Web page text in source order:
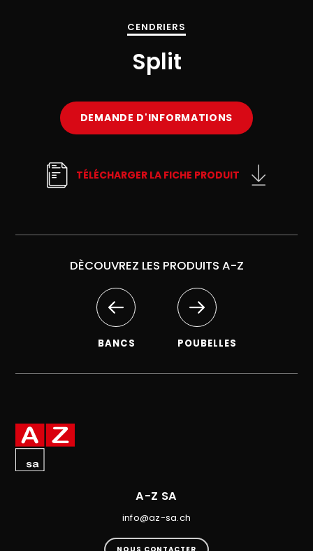
CENDRIERS
Split
DEMANDE D'INFORMATIONS
TÉLÉCHARGER LA FICHE PRODUIT
DÈCOUVREZ LES PRODUITS A-Z
BANCS POUBELLES
A-Z SA
info@az-sa.ch